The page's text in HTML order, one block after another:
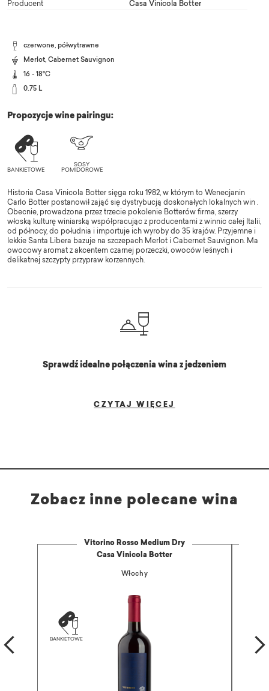
Producent
Casa Vinicola Botter
czerwone, półwytrawne
Merlot, Cabernet Sauvignon
16 - 18°C
0.75 L
Propozycje wine pairingu:
Historia Casa Vinicola Botter sięga roku 1982, w którym to Wenecjanin
Carlo Botter postanowił zająć się dystrybucją doskonałych lokalnych win .
Obecnie, prowadzona przez trzecie pokolenie Botterów firma, szerzy
włoską kulturę winiarską współpracując z producentami z winnic całej Italii,
od północy, do południa i importuje ich wyroby do 35 krajów. Przyjemne i
lekkie Santa Libera bazuje na szczepach Merlot i Cabernet Sauvignon. Ma
owocowy aromat z akcentem czarnej porzeczki, owoców leśnych i
delikatnej szczypty przypraw korzennych.
Sprawdź idealne połączenia wina z jedzeniem
CZYTAJ WIĘCEJ
Zobacz inne polecane wina
Vitorino Rosso Medium Dry
Casa Vinicola Botter
Włochy